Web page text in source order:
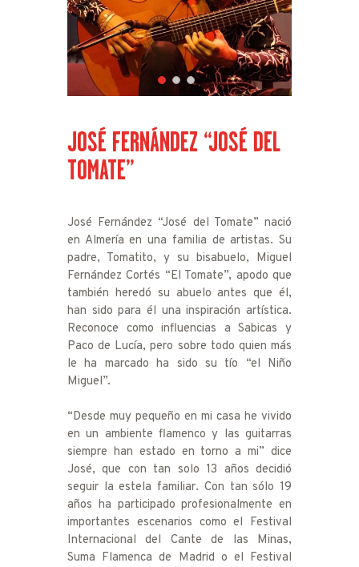
JOSÉ FERNÁNDEZ “JOSÉ DEL
TOMATE”
José Fernández “José del Tomate” nació
en Almería en una familia de artistas. Su
padre, Tomatito, y su bisabuelo, Miguel
Fernández Cortés “El Tomate”, apodo que
también heredó su abuelo antes que él,
han sido para él una inspiración artística.
Reconoce como influencias a Sabicas y
Paco de Lucía, pero sobre todo quien más
le ha marcado ha sido su tío “el Niño
Miguel”.
“Desde muy pequeño en mi casa he vivido
en un ambiente flamenco y las guitarras
siempre han estado en torno a mi” dice
José, que con tan solo 13 años decidió
seguir la estela familiar. Con tan sólo 19
años ha participado profesionalmente en
importantes escenarios como el Festival
Internacional del Cante de las Minas,
Suma Flamenca de Madrid o el Festival